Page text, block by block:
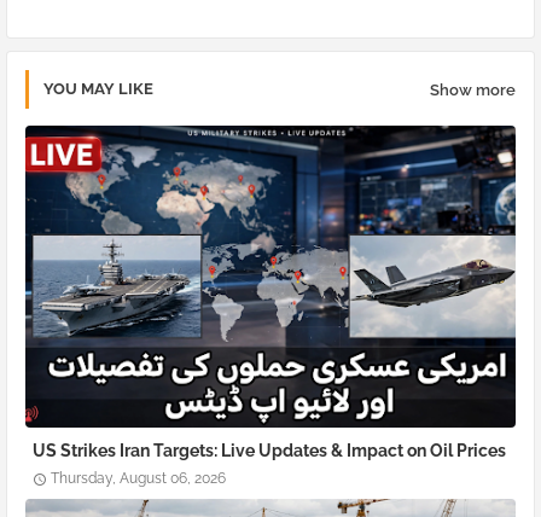
YOU MAY LIKE Show more
US Strikes Iran Targets: Live Updates & Impact on Oil Prices
Thursday, August 06, 2026